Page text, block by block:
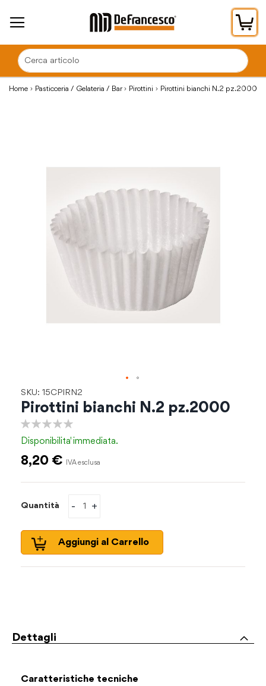
Home Pasticceria / Gelateria / Bar Pirottini Pirottini bianchi N.2 pz.2000
SKU: 15CPIRN2
Pirottini bianchi N.2 pz.2000
Disponibilita'immediata.
8,20 €
Quantità +
-
Aggiungi al Carrello
Dettagli
Caratteristiche tecniche
all'inizio
galleria